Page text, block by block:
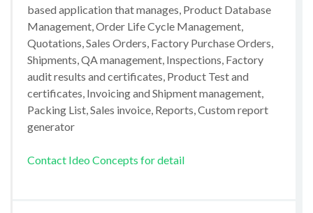
based application that manages, Product Database
Management, Order Life Cycle Management,
Quotations, Sales Orders, Factory Purchase Orders,
Shipments, QA management, Inspections, Factory
audit results and certificates, Product Test and
certificates, Invoicing and Shipment management,
Packing List, Sales invoice, Reports, Custom report
generator
Contact Ideo Concepts for detail